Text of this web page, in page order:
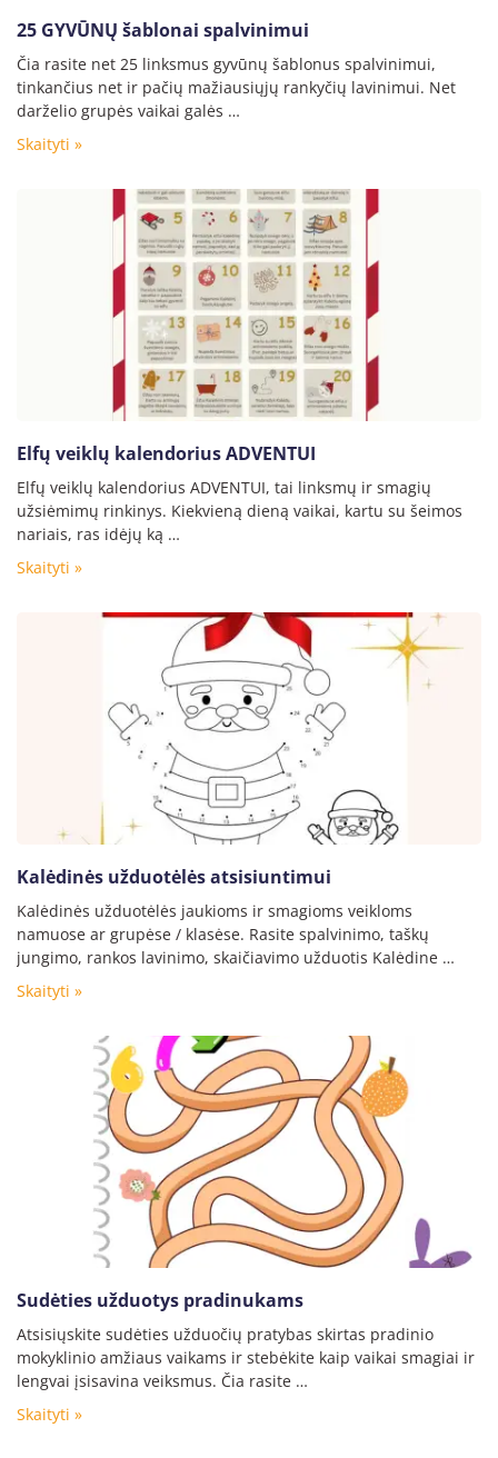
25 GYVŪNŲ šablonai spalvinimui
Čia rasite net 25 linksmus gyvūnų šablonus spalvinimui,
tinkančius net ir pačių mažiausiųjų rankyčių lavinimui. Net
darželio grupės vaikai galės …
Skaityti »
Elfų veiklų kalendorius ADVENTUI
Elfų veiklų kalendorius ADVENTUI, tai linksmų ir smagių
užsiėmimų rinkinys. Kiekvieną dieną vaikai, kartu su šeimos
nariais, ras idėjų ką …
Skaityti »
Kalėdinės užduotėlės atsisiuntimui
Kalėdinės užduotėlės jaukioms ir smagioms veikloms
namuose ar grupėse / klasėse. Rasite spalvinimo, taškų
jungimo, rankos lavinimo, skaičiavimo užduotis Kalėdine …
Skaityti »
Sudėties užduotys pradinukams
Atsisiųskite sudėties užduočių pratybas skirtas pradinio
mokyklinio amžiaus vaikams ir stebėkite kaip vaikai smagiai ir
lengvai įsisavina veiksmus. Čia rasite …
Skaityti »